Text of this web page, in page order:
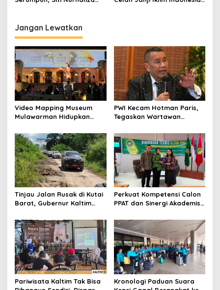
Longsor Aceh
Jangan Lewatkan
Video Mapping Museum
Mulawarman Hidupkan
Melenu
PWI Kecam Hotman Paris,
Tegaskan Wartawan
Tinjau Jalan Rusak di Kutai
Barat, Gubernur Kaltim
Kilometer
Perkuat Kompetensi Calon
PPAT dan Sinergi Akademis,
Bimtek Ujian PPAT 2026
Pariwisata Kaltim Tak Bisa
Kronologi Paduan Suara